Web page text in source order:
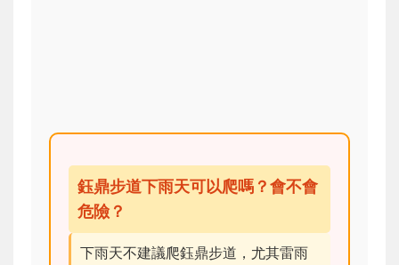
鈺鼎步道下雨天可以爬嗎？會不會
危險？
下雨天不建議爬鈺鼎步道，尤其雷雨